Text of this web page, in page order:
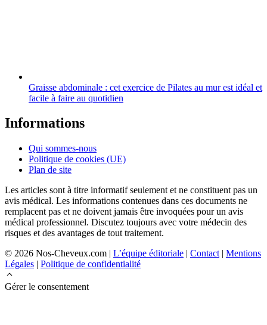
Graisse abdominale : cet exercice de Pilates au mur est idéal et
facile à faire au quotidien
Informations
Qui sommes-nous
Politique de cookies (UE)
Plan de site
Les articles sont à titre informatif seulement et ne constituent pas un
avis médical. Les informations contenues dans ces documents ne
remplacent pas et ne doivent jamais être invoquées pour un avis
médical professionnel. Discutez toujours avec votre médecin des
risques et des avantages de tout traitement.
© 2026 Nos-Cheveux.com | L’équipe éditoriale | Contact | Mentions
Légales | Politique de confidentialité
Gérer le consentement